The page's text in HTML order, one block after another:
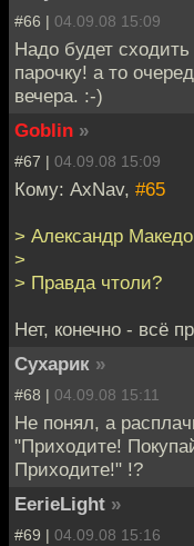
#66 | 04.09.08 15:09
Надо будет
парочку! а то
вечера. :-)
Goblin »
#67 | 04.09.08 15:09
Кому: AxNav, #65
> Александр
>
> Правда чтоли?
Нет, конечно - всё
Сухарик »
#68 | 04.09.08 15:11
Не понял, а
"Приходите!
Приходите!" !?
EerieLight »
#69 | 04.09.08 15:16